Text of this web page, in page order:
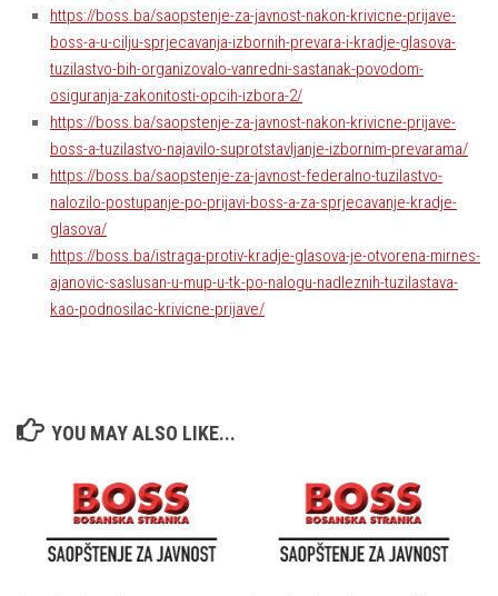
https://boss.ba/saopstenje-za-javnost-nakon-krivicne-prijave-
boss-a-u-cilju-sprjecavanja-izbornih-prevara-i-kradje-glasova-
tuzilastvo-bih-organizovalo-vanredni-sastanak-povodom-
osiguranja-zakonitosti-opcih-izbora-2/
https://boss.ba/saopstenje-za-javnost-nakon-krivicne-prijave-
boss-a-tuzilastvo-najavilo-suprotstavljanje-izbornim-prevarama/
https://boss.ba/saopstenje-za-javnost-federalno-tuzilastvo-
nalozilo-postupanje-po-prijavi-boss-a-za-sprjecavanje-kradje-
glasova/
https://boss.ba/istraga-protiv-kradje-glasova-je-otvorena-mirnes-
ajanovic-saslusan-u-mup-u-tk-po-nalogu-nadleznih-tuzilastava-
kao-podnosilac-krivicne-prijave/
YOU MAY ALSO LIKE...